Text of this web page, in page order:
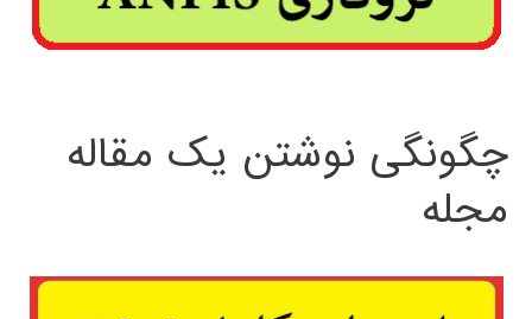
چگونگی نوشتن یک مقاله
مجله